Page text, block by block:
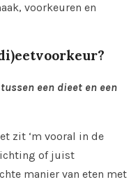
voorkeuren en
een dieet en een
zit ‘m vooral in de
of juist
manier van eten met